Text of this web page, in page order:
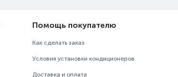
Помощь покупателю
Как сделать заказ
Условия установки кондиционеров
Доставка и оплата